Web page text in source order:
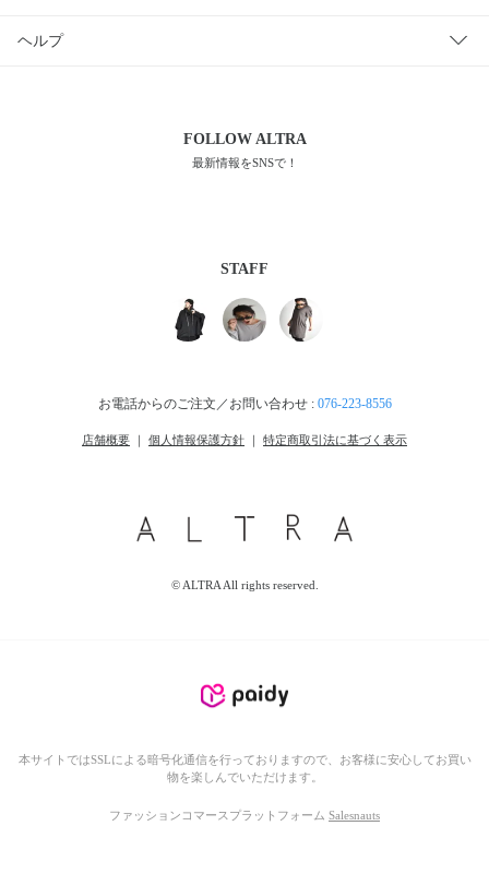
ヘルプ
FOLLOWALTRA
最新情報をSNSで！
STAFF
お電話からのご注文／お問い合わせ : 076-223-8556
店舗概要 ｜ 個人情報保護方針 ｜ 特定商取引法に基づく表示
© ALTRA All rights reserved.
本サイトではSSLによる暗号化通信を行っておりますので、お客様に安心してお買い
物を楽しんでいただけます。
ファッションコマースプラットフォーム Salesnauts